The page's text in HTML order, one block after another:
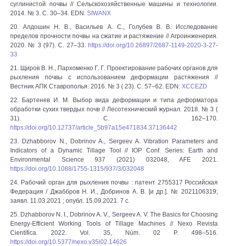
суглинистой почвы // Сельскохозяйственные машины и технологии.
2014. № 3. С. 30‒34. EDN: SIWANX
20. Алдошин Н. В., Васильев А. С., Голубев В. В. Исследование
пределов прочности почвы на сжатие и растяжение // Агроинженерия.
2020. № 3 (97). С. 27‒33. https://doi.org/10.26897/2687-1149-2020-3-27-
33
21. Щиров В. Н., Пархоменко Г. Г. Проектирование рабочих органов для
рыхления почвы с использованием деформации растяжения //
Вестник АПК Ставрополья. 2016. № 3 ( 23). С. 57‒62. EDN: XCCEZD
22. Бартенев И. М. Выбор вида деформации и типа деформатора
обработки сухих твердых почв // Лесотехнический журнал. 2018. № 3 (
31). С. 162‒170.
https://doi.org/10.12737/article_5b97a15e471834.37136442
23. Dzhabborov N., Dobrinov A., Sergeev A. Vibration Parameters and
Indicators of a Dynamic Tillage Tool // IOP Conf. Series: Earth and
Environmental Science 937 (2021) 032048, AFE 2021.
https://doi.org/10.1088/1755-1315/937/3/032048
24. Рабочий орган для рыхления почвы : патент 2755317 Российская
Федерация / Джаббров Н. И., Добринов А. В. [и др.]. № 2021106319;
заявл. 11.03.2021 ; опубл. 15.09.2021. 7 с.
25. Dzhabborov N. I., Dobrinov A. V., Sergeev A. V. The Basics for Choosing
Energy-Efficient Working Tools of Tillage Machines // Nexo Revista
Científica. 2022. Vol. 35, Núm. 02 P. 498‒516.
https://doi.org/10.5377/nexo.v35i02.14626